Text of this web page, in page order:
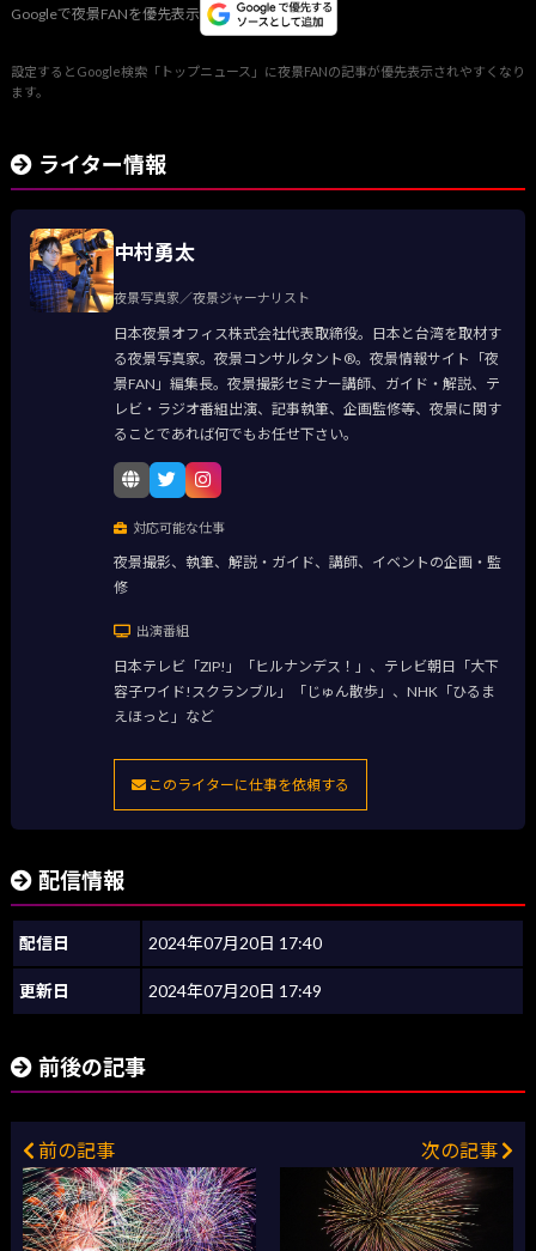
Googleで夜景FANを優先表示
設定するとGoogle検索「トップニュース」に夜景FANの記事が優先表示されやすくなり
ます。
ライター情報
中村勇太
夜景写真家／夜景ジャーナリスト
日本夜景オフィス株式会社代表取締役。日本と台湾を取材す
る夜景写真家。夜景コンサルタント®。夜景情報サイト「夜
景FAN」編集長。夜景撮影セミナー講師、ガイド・解説、テ
レビ・ラジオ番組出演、記事執筆、企画監修等、夜景に関す
ることであれば何でもお任せ下さい。
対応可能な仕事
夜景撮影、執筆、解説・ガイド、講師、イベントの企画・監
修
出演番組
日本テレビ「ZIP!」「ヒルナンデス！」、テレビ朝日「大下
容子ワイド!スクランブル」「じゅん散歩」、NHK「ひるま
えほっと」など
このライターに仕事を依頼する
配信情報
配信日 2024年07月20日 17:40
更新日 2024年07月20日 17:49
前後の記事
前の記事 次の記事